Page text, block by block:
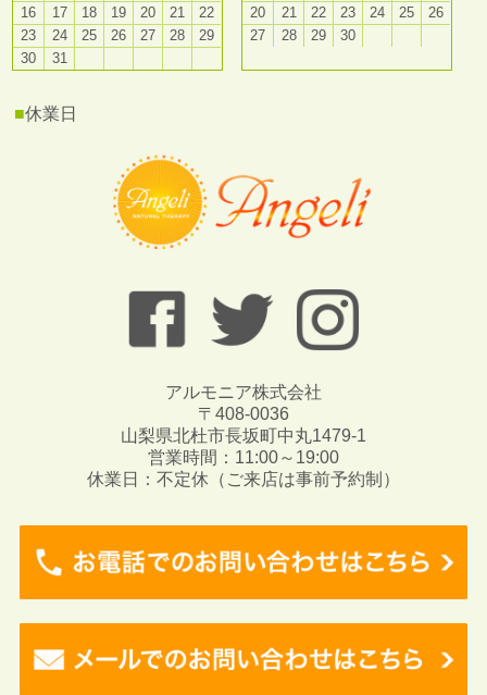
16
17 18 19 20 21
22
23
24 25 26 27 28
29
30
31
20
21 22 23 24 25
26
27
28 29 30
■休業日
アルモニア株式会社
〒408-0036
山梨県北杜市長坂町中丸1479-1
営業時間：11:00～19:00
休業日：不定休（ご来店は事前予約制）